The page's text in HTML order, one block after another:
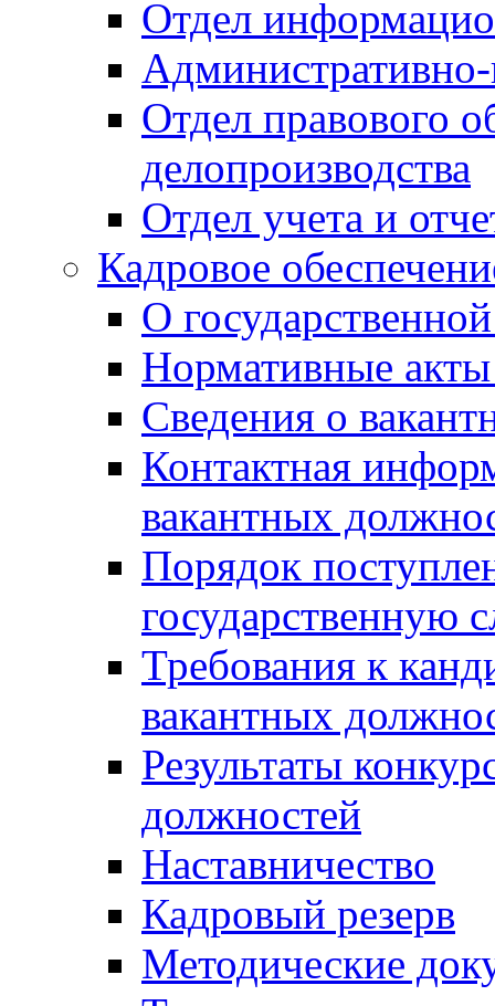
Отдел
Отдел правового
делопроизводства
Отдел учета и
Кадровое
О
Нормативные акты
Сведения о
Контактная
вакантных
Порядок
государственную
Требования к
вакантных
Результаты
должностей
Наставничество
Кадровый резерв
Методические